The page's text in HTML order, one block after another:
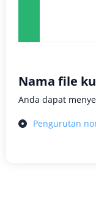
Nama file
Anda dapat
Pengurutan